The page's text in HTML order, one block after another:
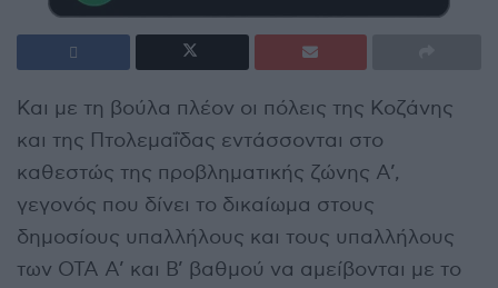
Και με τη βούλα πλέον οι πόλεις της Κοζάνης
και της Πτολεμαΐδας εντάσσονται στο
καθεστώς της προβληματικής ζώνης Α’,
γεγονός που δίνει το δικαίωμα στους
δημοσίους υπαλλήλους και τους υπαλλήλους
των ΟΤΑ Α’ και Β’ βαθμού να αμείβονται με το